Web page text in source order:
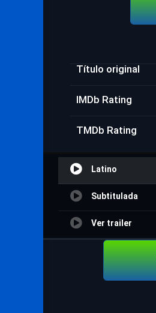
Título original
IMDb Rating
TMDb Rating
Latino
Subtitulada
Ver trailer